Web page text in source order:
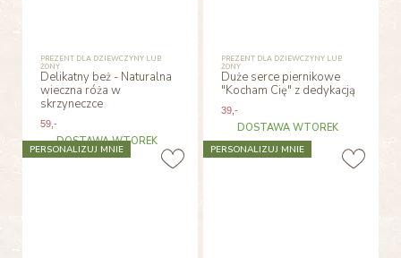
PREZENT DLA DZIEWCZYNY LUB
ŻONY
Delikatny beż - Naturalna
wieczna róża w
skrzyneczce
59,-
DOSTAWA WTOREK
PREZENT DLA DZIEWCZYNY LUB
ŻONY
Duże serce piernikowe
"Kocham Cię" z dedykacją
39 ,-
DOSTAWA WTOREK
PERSONALIZUJ MNIE PERSONALIZUJ MNIE